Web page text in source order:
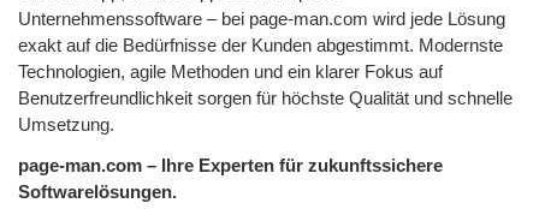
Unternehmenssoftware – bei page-man.com wird jede Lösung
exakt auf die Bedürfnisse der Kunden abgestimmt. Modernste
Technologien, agile Methoden und ein klarer Fokus auf
Benutzerfreundlichkeit sorgen für höchste Qualität und schnelle
Umsetzung.
page-man.com – Ihre Experten für zukunftssichere
Softwarelösungen.